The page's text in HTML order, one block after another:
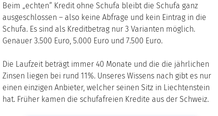
Beim „echten“ Kredit ohne Schufa bleibt die Schufa ganz
ausgeschlossen – also keine Abfrage und kein Eintrag in die
Schufa. Es sind als Kreditbetrag nur 3 Varianten möglich.
Genauer 3.500 Euro, 5.000 Euro und 7.500 Euro.
Die Laufzeit beträgt immer 40 Monate und die die jährlichen
Zinsen liegen bei rund 11%. Unseres Wissens nach gibt es nur
einen einzigen Anbieter, welcher seinen Sitz in Liechtenstein
hat. Früher kamen die schufafreien Kredite aus der Schweiz.